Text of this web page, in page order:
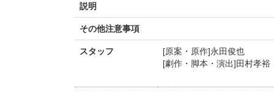
説明
その他注意事項
スタッフ
[原案・原作]永田俊也
[劇作・脚本・演出]田村孝裕